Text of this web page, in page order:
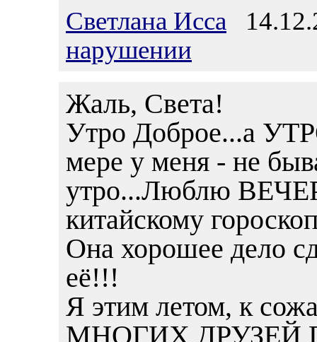
Светлана Исса
нарушении
Жаль, Света!
Утро Доброе...а
мере у меня - не
утро...Люблю
китайскому
Она хорошее дело
её!!!
Я этим летом, к
МНОГИХ ДРУЗЕЙ